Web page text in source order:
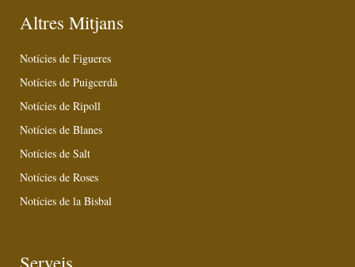
Altres Mitjans
Notícies de Figueres
Notícies de Puigcerdà
Notícies de Ripoll
Notícies de Blanes
Notícies de Salt
Notícies de Roses
Notícies de la Bisbal